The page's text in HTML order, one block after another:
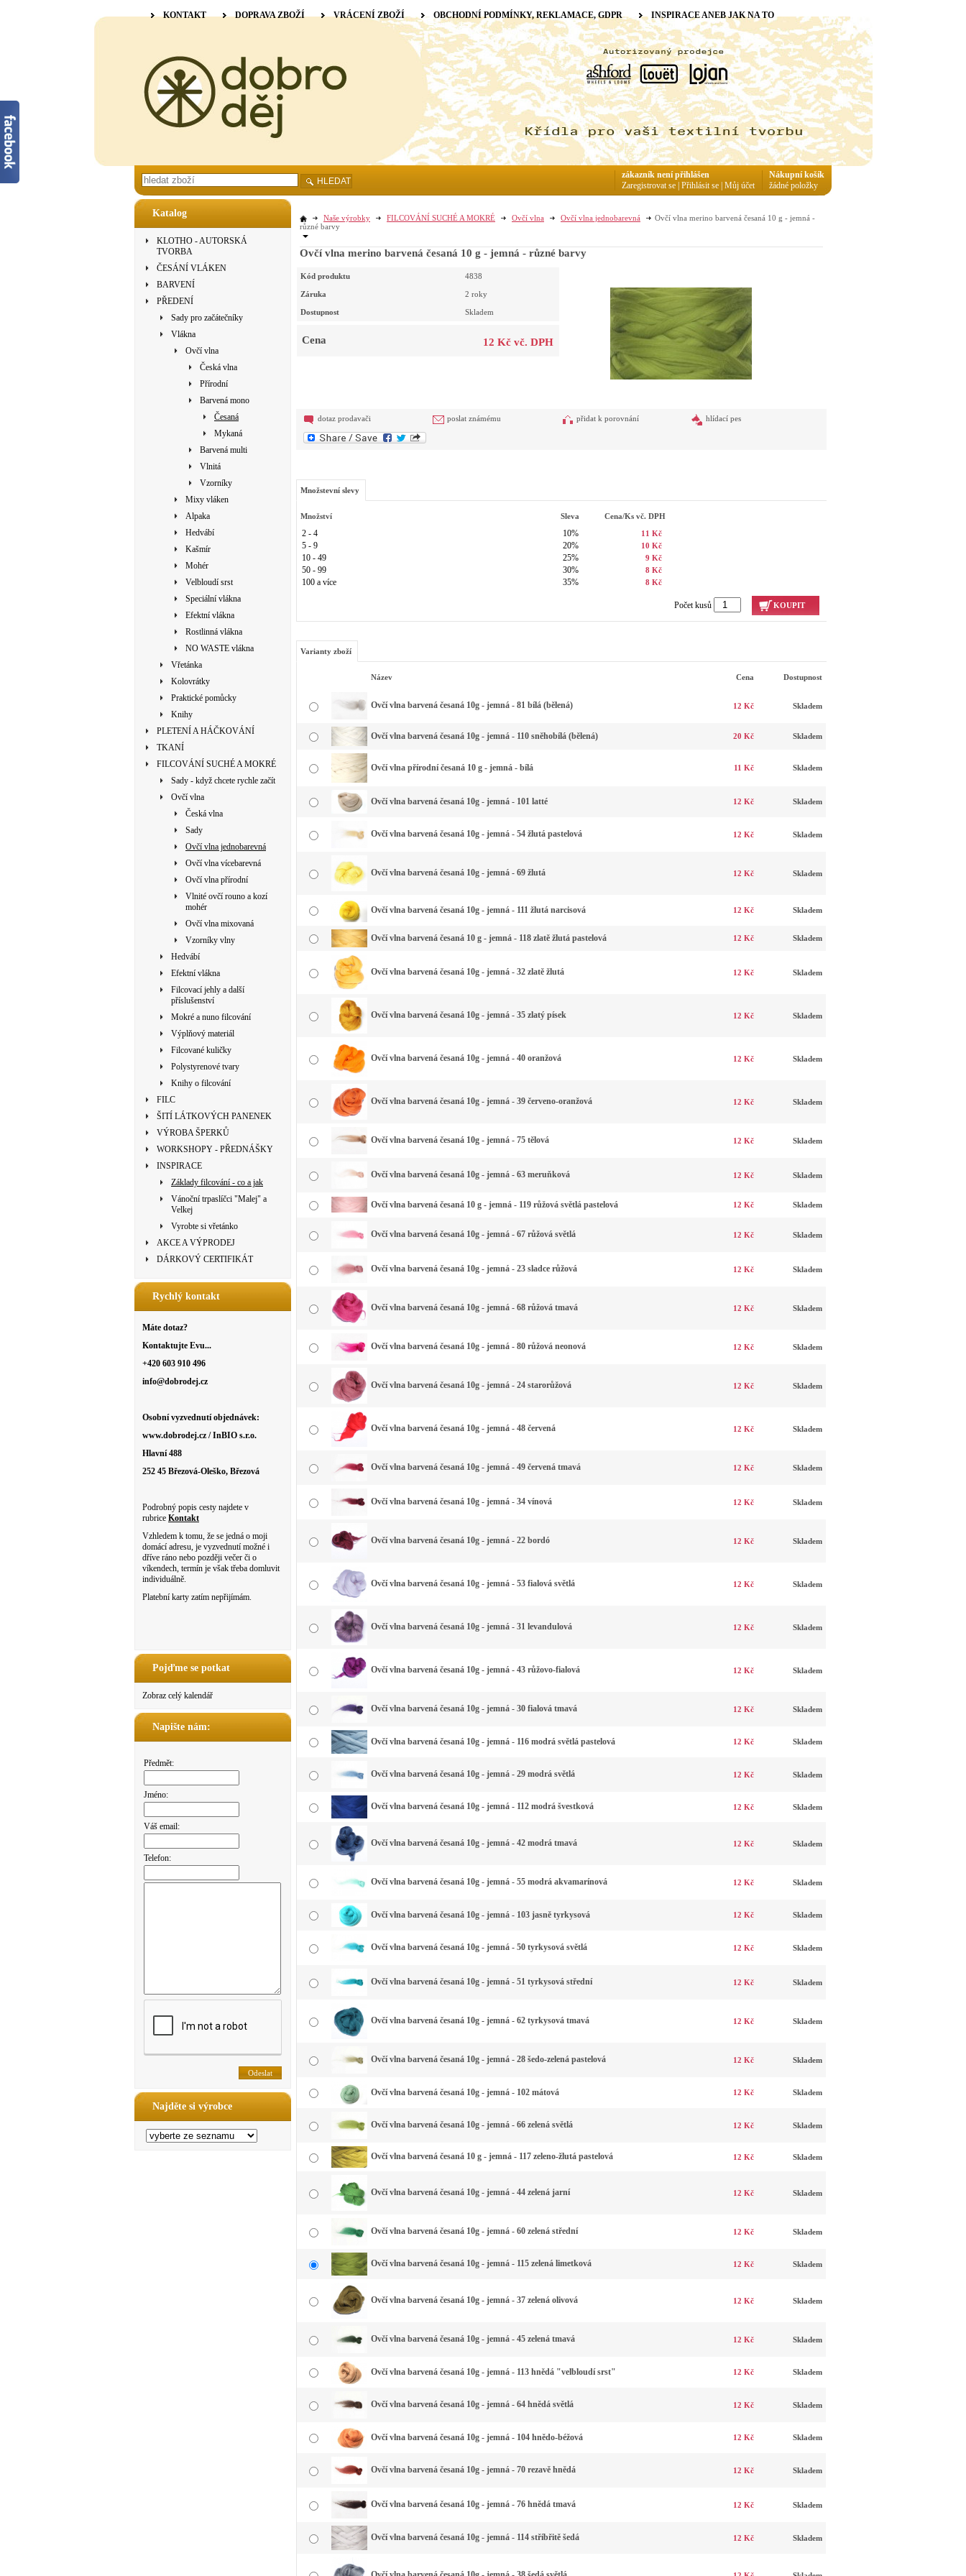
Katalog
KLOTHO - AUTORSKÁ
TVORBA
ČESÁNÍ VLÁKEN
BARVENÍ
PŘEDENÍ
Sady pro začátečníky
Vlákna
Ovčí vlna
Česká vlna
Přírodní
Barvená mono
Česaná
Mykaná
Barvená multi
Vlnitá
Vzorníky
Mixy vláken
Alpaka
Hedvábí
Kašmír
Mohér
Velbloudí srst
Speciální vlákna
Efektní vlákna
Rostlinná vlákna
NO WASTE vlákna
Vřetánka
Kolovrátky
Praktické pomůcky
Knihy
PLETENÍ A HÁČKOVÁNÍ
TKANÍ
FILCOVÁNÍ SUCHÉ A MOKRÉ
Sady - když chcete rychle začít
Ovčí vlna
Česká vlna
Sady
Ovčí vlna jednobarevná
Ovčí vlna vícebarevná
Ovčí vlna přírodní
Vlnité ovčí rouno a kozí
mohér
Ovčí vlna mixovaná
Vzorníky vlny
Hedvábí
Efektní vlákna
Filcovací jehly a další
příslušenství
Mokré a nuno filcování
Výplňový materiál
Filcované kuličky
Polystyrenové tvary
Knihy o filcování
FILC
ŠITÍ LÁTKOVÝCH PANENEK
VÝROBA ŠPERKŮ
WORKSHOPY - PŘEDNÁŠKY
INSPIRACE
Základy filcování - co a jak
Vánoční trpaslíčci "Malej" a
Velkej
Vyrobte si vřetánko
AKCE A VÝPRODEJ
DÁRKOVÝ CERTIFIKÁT
Rychlý kontakt
Máte dotaz?
Kontaktujte Evu...
+420 603 910 496
info@dobrodej.cz
Osobní vyzvednutí objednávek:
www.dobrodej.cz / InBIO s.r.o.
Hlavní 488
252 45 Březová-Oleško, Březová
Podrobný popis cesty najdete v
rubrice Kontakt
Vzhledem k tomu, že se jedná o moji
domácí adresu, je vyzvednutí možné i
dříve ráno nebo později večer či o
víkendech, termín je však třeba domluvit
individuálně.
Platební karty zatím nepřijímám.
Pojďme se potkat
Zobraz celý kalendář
Napište nám:
Předmět:
Jméno:
Váš email:
Telefon:
Najděte si výrobce
Naše výrobky FILCOVÁNÍ SUCHÉ A MOKRÉ Ovčí vlna Ovčí vlna jednobarevná
Ovčí vlna merino barvená česaná 10 g - jemná -
různé barvy
Ovčí vlna merino barvená česaná 10 g - jemná - různé barvy
Kód produktu 4838
Záruka 2 roky
Dostupnost Skladem
Cena 12 Kč vč. DPH
dotaz prodavači poslat známému přidat k porovnání hlídací pes
Množstevní slevy
Množství Sleva Cena/ks vč. DPH
2 - 4 10% 11 Kč
5 - 9 20% 10 Kč
10 - 49 25% 9 Kč
50 - 99 30% 8 Kč
100 a více 35% 8 Kč
Počet kusů KOUPIT
Varianty zboží
Název Cena Dostupnost
Ovčí vlna barvená česaná 10g - jemná - 81 bílá (bělená) 12 Kč Skladem
Ovčí vlna barvená česaná 10g - jemná - 110 sněhobílá (bělená) 20 Kč Skladem
Ovčí vlna přírodní česaná 10 g - jemná - bílá 11 Kč Skladem
Ovčí vlna barvená česaná 10g - jemná - 101 latté 12 Kč Skladem
Ovčí vlna barvená česaná 10g - jemná - 54 žlutá pastelová 12 Kč Skladem
Ovčí vlna barvená česaná 10g - jemná - 69 žlutá 12 Kč Skladem
Ovčí vlna barvená česaná 10g - jemná - 111 žlutá narcisová 12 Kč Skladem
Ovčí vlna barvená česaná 10 g - jemná - 118 zlatě žlutá pastelová 12 Kč Skladem
Ovčí vlna barvená česaná 10g - jemná - 32 zlatě žlutá 12 Kč Skladem
Ovčí vlna barvená česaná 10g - jemná - 35 zlatý písek 12 Kč Skladem
Ovčí vlna barvená česaná 10g - jemná - 40 oranžová 12 Kč Skladem
Ovčí vlna barvená česaná 10g - jemná - 39 červeno-oranžová 12 Kč Skladem
Ovčí vlna barvená česaná 10g - jemná - 75 tělová 12 Kč Skladem
Ovčí vlna barvená česaná 10g - jemná - 63 meruňková 12 Kč Skladem
Ovčí vlna barvená česaná 10 g - jemná - 119 růžová světlá pastelová 12 Kč Skladem
Ovčí vlna barvená česaná 10g - jemná - 67 růžová světlá 12 Kč Skladem
Ovčí vlna barvená česaná 10g - jemná - 23 sladce růžová 12 Kč Skladem
Ovčí vlna barvená česaná 10g - jemná - 68 růžová tmavá 12 Kč Skladem
Ovčí vlna barvená česaná 10g - jemná - 80 růžová neonová 12 Kč Skladem
Ovčí vlna barvená česaná 10g - jemná - 24 starorůžová 12 Kč Skladem
Ovčí vlna barvená česaná 10g - jemná - 48 červená 12 Kč Skladem
Ovčí vlna barvená česaná 10g - jemná - 49 červená tmavá 12 Kč Skladem
Ovčí vlna barvená česaná 10g - jemná - 34 vínová 12 Kč Skladem
Ovčí vlna barvená česaná 10g - jemná - 22 bordó 12 Kč Skladem
Ovčí vlna barvená česaná 10g - jemná - 53 fialová světlá 12 Kč Skladem
Ovčí vlna barvená česaná 10g - jemná - 31 levandulová 12 Kč Skladem
Ovčí vlna barvená česaná 10g - jemná - 43 růžovo-fialová 12 Kč Skladem
Ovčí vlna barvená česaná 10g - jemná - 30 fialová tmavá 12 Kč Skladem
Ovčí vlna barvená česaná 10g - jemná - 116 modrá světlá pastelová 12 Kč Skladem
Ovčí vlna barvená česaná 10g - jemná - 29 modrá světlá 12 Kč Skladem
Ovčí vlna barvená česaná 10g - jemná - 112 modrá švestková 12 Kč Skladem
Ovčí vlna barvená česaná 10g - jemná - 42 modrá tmavá 12 Kč Skladem
Ovčí vlna barvená česaná 10g - jemná - 55 modrá akvamarínová 12 Kč Skladem
Ovčí vlna barvená česaná 10g - jemná - 103 jasně tyrkysová 12 Kč Skladem
Ovčí vlna barvená česaná 10g - jemná - 50 tyrkysová světlá 12 Kč Skladem
Ovčí vlna barvená česaná 10g - jemná - 51 tyrkysová střední 12 Kč Skladem
Ovčí vlna barvená česaná 10g - jemná - 62 tyrkysová tmavá 12 Kč Skladem
Ovčí vlna barvená česaná 10g - jemná - 28 šedo-zelená pastelová 12 Kč Skladem
Ovčí vlna barvená česaná 10g - jemná - 102 mátová 12 Kč Skladem
Ovčí vlna barvená česaná 10g - jemná - 66 zelená světlá 12 Kč Skladem
Ovčí vlna barvená česaná 10 g - jemná - 117 zeleno-žlutá pastelová 12 Kč Skladem
Ovčí vlna barvená česaná 10g - jemná - 44 zelená jarní 12 Kč Skladem
Ovčí vlna barvená česaná 10g - jemná - 60 zelená střední 12 Kč Skladem
Ovčí vlna barvená česaná 10g - jemná - 115 zelená limetková 12 Kč Skladem
Ovčí vlna barvená česaná 10g - jemná - 37 zelená olivová 12 Kč Skladem
Ovčí vlna barvená česaná 10g - jemná - 45 zelená tmavá 12 Kč Skladem
Ovčí vlna barvená česaná 10g - jemná - 113 hnědá "velbloudí srst" 12 Kč Skladem
Ovčí vlna barvená česaná 10g - jemná - 64 hnědá světlá 12 Kč Skladem
Ovčí vlna barvená česaná 10g - jemná - 104 hnědo-béžová 12 Kč Skladem
Ovčí vlna barvená česaná 10g - jemná - 70 rezavě hnědá 12 Kč Skladem
Ovčí vlna barvená česaná 10g - jemná - 76 hnědá tmavá 12 Kč Skladem
Ovčí vlna barvená česaná 10g - jemná - 114 stříbřitě šedá 12 Kč Skladem
KONTAKT DOPRAVA ZBOŽÍ VRÁCENÍ ZBOŽÍ OBCHODNÍ PODMÍNKY, REKLAMACE, GDPR INSPIRACE ANEB JAK NA TO
HLEDAT
Nákupní košík
žádné položky
zákazník není přihlášen
Zaregistrovat se Přihlásit se Můj účet